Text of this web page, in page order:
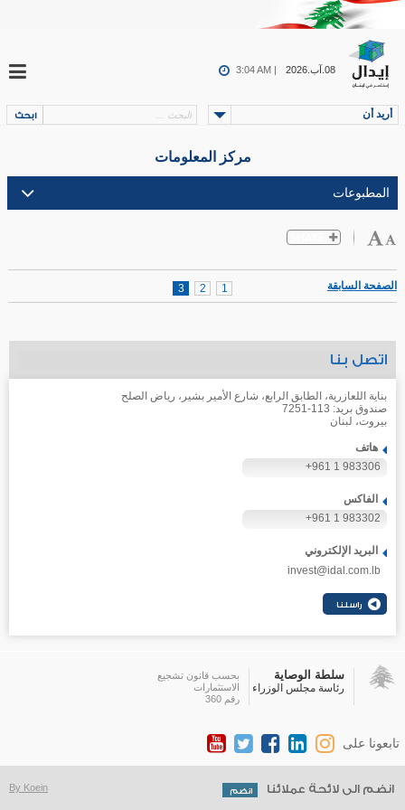
08.آب.2026 3:04 AM |
أريد أن
مركز المعلومات
1
2
3 الصفحة السابقة
اتصل بنا
بناية اللعازرية، الطابق الرابع، شارع الأمير بشير، رياض الصلح
صندوق بريد: 113-7251
بيروت، لبنان
هاتف
+961 1 983306
الفاكس
+961 1 983302
البريد الإلكتروني
invest@idal.com.lb
سلطة الوصاية
رئاسة مجلس الوزراء
بحسب قانون تشجيع
الاستثمارات
رقم 360
By Koein انضم الى لائحة عملائنا
تابعونا على